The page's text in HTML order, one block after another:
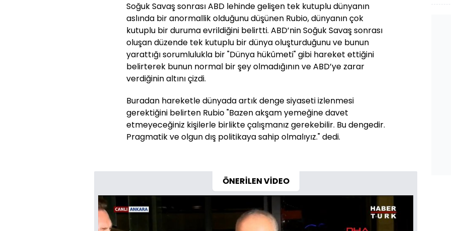
Soğuk Savaş sonrası ABD lehinde gelişen tek kutuplu dünyanın
aslında bir anormallik olduğunu düşünen Rubio, dünyanın çok
kutuplu bir duruma evrildiğini belirtti. ABD’nin Soğuk Savaş sonrası
oluşan düzende tek kutuplu bir dünya oluşturduğunu ve bunun
yarattığı sorumlulukla bir "Dünya hükûmeti" gibi hareket ettiğini
belirterek bunun normal bir şey olmadığının ve ABD’ye zarar
verdiğinin altını çizdi.
Buradan hareketle dünyada artık denge siyaseti izlenmesi
gerektiğini belirten Rubio "Bazen akşam yemeğine davet
etmeyeceğiniz kişilerle birlikte çalışmanız gerekebilir. Bu dengedir.
Pragmatik ve olgun dış politikaya sahip olmalıyız." dedi.
ÖNERİLEN VİDEO